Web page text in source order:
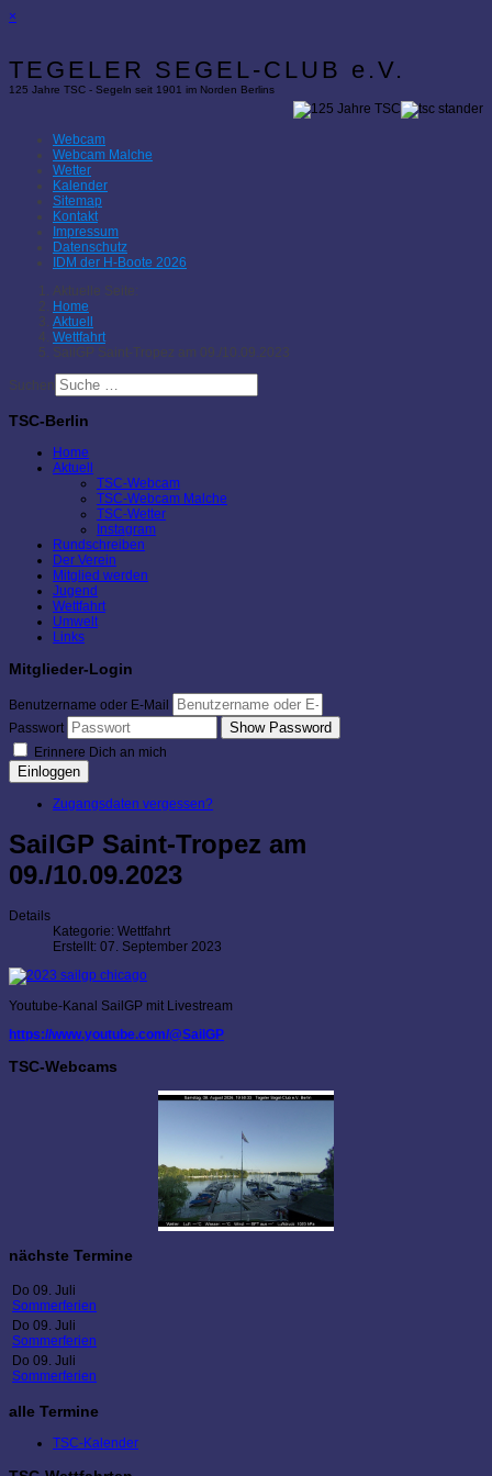
×
TEGELER SEGEL-CLUB e.V.
125 Jahre TSC - Segeln seit 1901 im Norden Berlins
Webcam
Webcam Malche
Wetter
Kalender
Sitemap
Kontakt
Impressum
Datenschutz
IDM der H-Boote 2026
Aktuelle Seite:
Home
Aktuell
Wettfahrt
SailGP Saint-Tropez am 09./10.09.2023
Suchen
TSC-Berlin
Home
Aktuell
TSC-Webcam
TSC-Webcam Malche
TSC-Wetter
Instagram
Rundschreiben
Der Verein
Mitglied werden
Jugend
Wettfahrt
Umwelt
Links
Mitglieder-Login
Benutzername oder E-Mail
Passwort
Show Password
Erinnere Dich an mich
Einloggen
Zugangsdaten vergessen?
SailGP Saint-Tropez am
09./10.09.2023
Details
Kategorie: Wettfahrt
Erstellt: 07. September 2023
Youtube-Kanal SailGP mit Livestream
https://www.youtube.com/@SailGP
TSC-Webcams
nächste Termine
Do 09. Juli
Sommerferien
Do 09. Juli
Sommerferien
Do 09. Juli
Sommerferien
alle Termine
TSC-Kalender